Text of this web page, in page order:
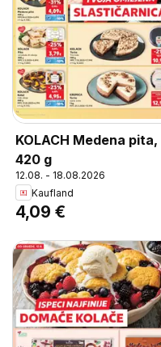
KOLACH Medena pita,
420 g
12.08. - 18.08.2026
Kaufland
4,09 €